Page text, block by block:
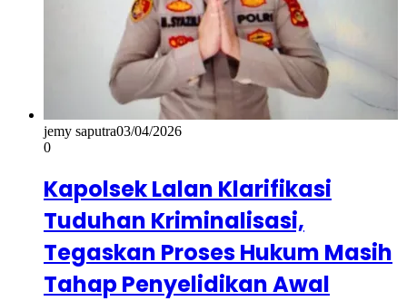
jemy saputra03/04/2026
0
Kapolsek Lalan Klarifikasi
Tuduhan Kriminalisasi,
Tegaskan Proses Hukum Masih
Tahap Penyelidikan Awal